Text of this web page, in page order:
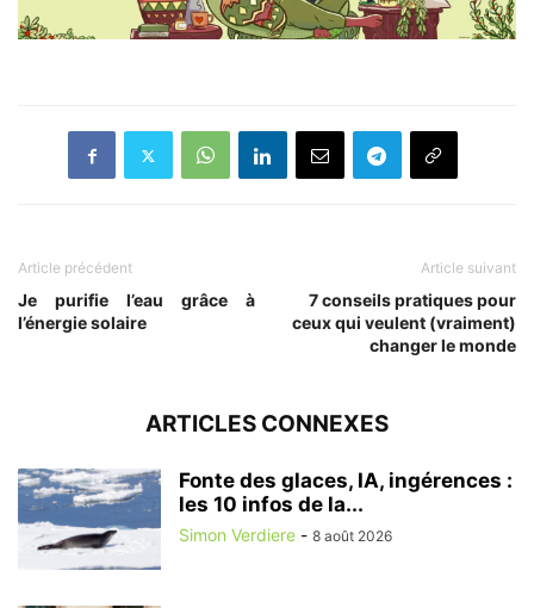
Article précédent
Je purifie l’eau grâce à
l’énergie solaire
Article suivant
7 conseils pratiques pour
ceux qui veulent (vraiment)
changer le monde
ARTICLES CONNEXES
Fonte des glaces, IA, ingérences :
les 10 infos de la...
Simon Verdiere - 8 août 2026